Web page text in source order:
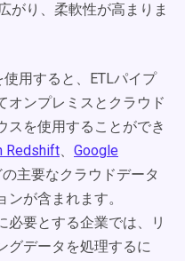
がり、柔軟性が高まりま
用すると、ETLパイプ
オンプレミスとクラウド
スを使用することができ
Redshift、 Google
主要なクラウドデータ
が含まれます。
必要とする企業では、リ
グデータを処理するに